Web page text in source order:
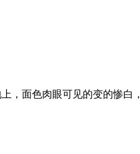
，面色肉眼可见的变的惨白